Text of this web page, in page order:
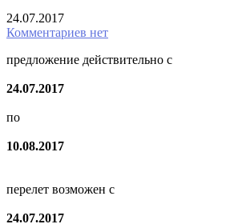
24.07.2017
Комментариев нет
предложение действительно с
24.07.2017
по
10.08.2017
перелет возможен с
24.07.2017